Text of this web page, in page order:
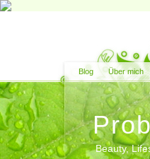
Blog Über mich
Beauty,